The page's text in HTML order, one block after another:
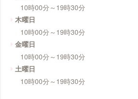
10時00分～19時30分
木曜日
10時00分～19時30分
金曜日
10時00分～19時30分
土曜日
10時00分～19時30分